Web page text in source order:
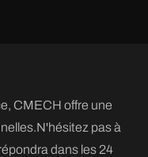
CMECH offre une
pas à
dans les 24